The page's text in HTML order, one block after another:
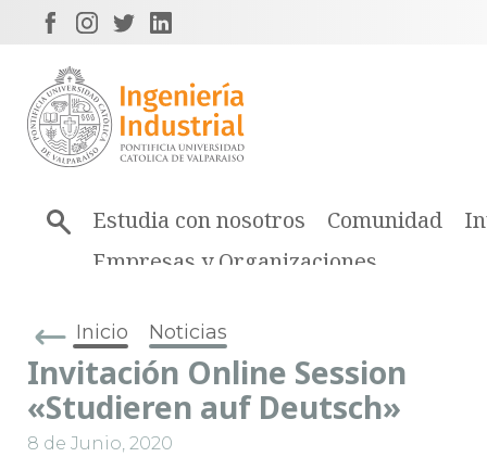
Estudia con nosotros Comunidad
Empresas y Organizaciones
Inicio Noticias
Invitación Online Session
«Studieren auf Deutsch»
8 de Junio, 2020